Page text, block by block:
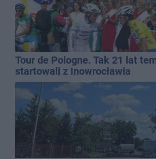
Tour de Pologne. Tak 21 lat
startowali z Inowrocławia